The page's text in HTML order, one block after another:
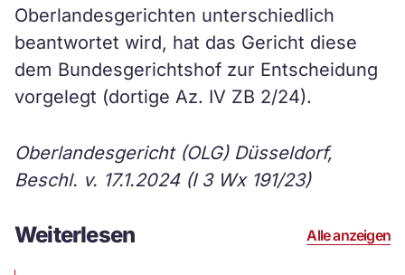
Oberlandesgerichten unterschiedlich
beantwortet wird, hat das Gericht diese
dem Bundesgerichtshof zur Entscheidung
vorgelegt (dortige Az. IV ZB 2/24).
Oberlandesgericht (OLG) Düsseldorf,
Beschl. v. 17.1.2024 (I 3 Wx 191/23)
Weiterlesen Alle anzeigen